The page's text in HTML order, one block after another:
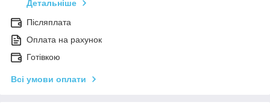
Детальніше
Післяплата
Оплата на рахунок
Готівкою
Всі умови оплати